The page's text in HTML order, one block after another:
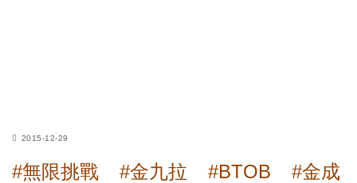
2015-12-29
#無限挑戰 #金九拉 #BTOB
#金成